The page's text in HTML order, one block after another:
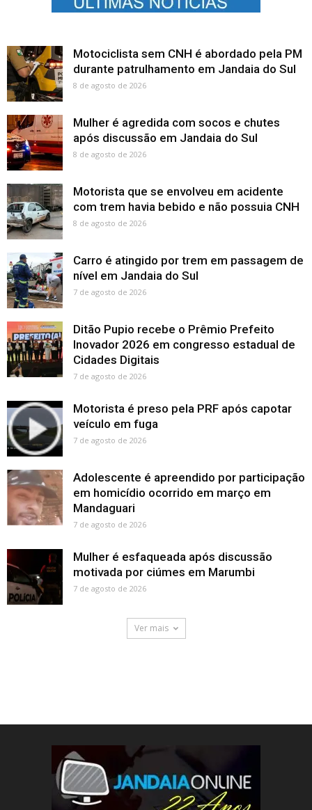
Motociclista sem CNH é abordado pela PM
durante patrulhamento em Jandaia do Sul
8 de agosto de 2026
Mulher é agredida com socos e chutes
após discussão em Jandaia do Sul
8 de agosto de 2026
Motorista que se envolveu em acidente
com trem havia bebido e não possuia CNH
8 de agosto de 2026
Carro é atingido por trem em passagem de
nível em Jandaia do Sul
7 de agosto de 2026
Ditão Pupio recebe o Prêmio Prefeito
Inovador 2026 em congresso estadual de
Cidades Digitais
7 de agosto de 2026
Motorista é preso pela PRF após capotar
veículo em fuga
7 de agosto de 2026
Adolescente é apreendido por participação
em homicídio ocorrido em março em
Mandaguari
7 de agosto de 2026
Mulher é esfaqueada após discussão
motivada por ciúmes em Marumbi
7 de agosto de 2026
Ver mais